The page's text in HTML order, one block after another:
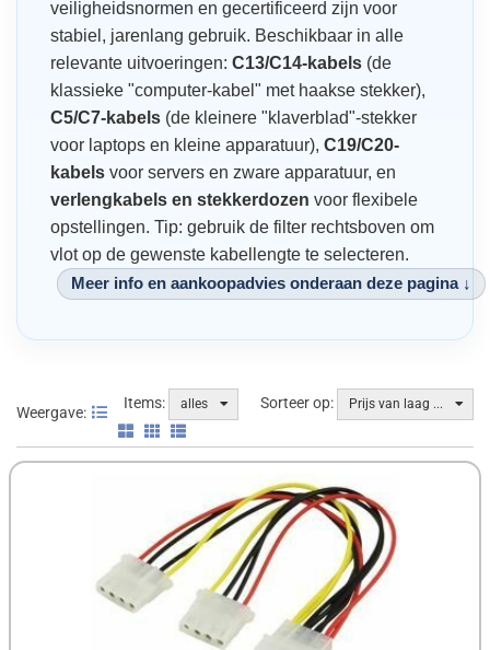
LG MONITOREN
PHILIPS MONITOREN
SAMSUNG MONITOREN
KOELPASTA
USB CONTROLLERS
PARALLEL & SERIËLE CONTROLLERS
OVERIGE CONTROLLERS
VENTILATOREN
DOCKINGSTATIONS
INTERNE DVD-REWRITERS
EXTERNE DVD-REWRITERS
BLU-RAY DRIVES
SD (SECURE DIGITAL)
OPSLAG ACCESSOIRES
ACER LAPTOPS
ASUS LAPTOPS
HP LAPTOPS
LENOVO LAPTOPS
MEDION LAPTOPS
MSI LAPTOPS
SAMSUNG LAPTOPS
SCANNERS
BROTHER PRINTERS
CANON PRINTERS
EPSON PRINTERS
HP PRINTERS
TOETSENBORDEN
GAMINGSTOELEN
USB-HUBS
WEBCAMS
KAARTLEZERS
JOYSTICKS
GAMEPADS
STUURWIELEN
UPS-TOESTELLEN
E-ID KAARTLEZERS
LOGITECH TOETSENBORDEN
KVM-SWITCHES
GEWONE BATTERIJEN
HERLAADBARE BATTERIJEN
BATTERIJLADERS
LED-LAMPEN
REINIGINGSPRODUCTEN
DATATAPES
PRINTERLINTEN
BROTHER INKJET CARTRIDGES
CANON INKJET CARTRIDGES
EPSON INKJET CARTRIDGES
HP INKJET CARTRIDGES
CANON TONERS
SAMSUNG TABLETS
ACRONIS
ANTEC
APC
ASUS
veiligheidsnormen en gecertificeerd zijn voor
stabiel, jarenlang gebruik. Beschikbaar in alle
relevante uitvoeringen: C13/C14-kabels (de
klassieke "computer-kabel" met haakse stekker),
C5/C7-kabels (de kleinere "klaverblad"-stekker
voor laptops en kleine apparatuur), C19/C20-
kabels voor servers en zware apparatuur, en
verlengkabels en stekkerdozen voor flexibele
opstellingen. Tip: gebruik de filter rechtsboven om
vlot op de gewenste kabellengte te selecteren.
Meer info en aankoopadvies onderaan deze pagina ↓
Sorteer op: Prijs van laag ...
Items: alles
Weergave: